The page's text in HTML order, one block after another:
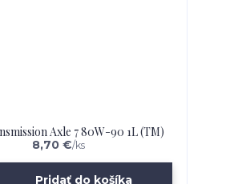
Axle 7 80W-90 1L (TM)
8,70 €/ks
Pridať do košíka